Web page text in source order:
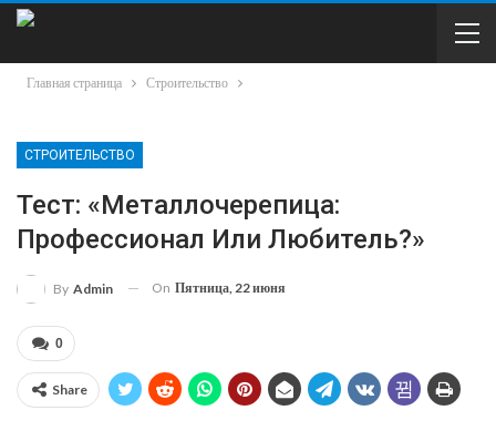
Главная страница Строительство
СТРОИТЕЛЬСТВО
Тест: «Металлочерепица:
Профессионал Или Любитель?»
By Admin On Пятница, 22 июня
0
Share